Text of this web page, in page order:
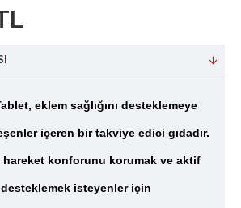
, eklem sağlığını desteklemeye
içeren bir takviye edici gıdadır.
hareket konforunu korumak ve aktif
desteklemek isteyenler için